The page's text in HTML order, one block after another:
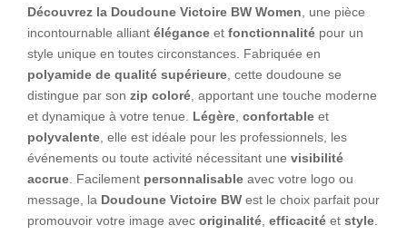
Découvrez la Doudoune Victoire BW Women , une pièce
incontournable alliant élégance et fonctionnalité pour un
style unique en toutes circonstances. Fabriquée en
polyamide de qualité supérieure , cette doudoune se
distingue par son zip coloré , apportant une touche moderne
et dynamique à votre tenue. Légère confortable et
polyvalente , elle est idéale pour les professionnels, les
événements ou toute activité nécessitant une visibilité
accrue . Facilement personnalisable avec votre logo ou
message, la Doudoune Victoire BW est le choix parfait pour
promouvoir votre image avec originalité efficacité et style